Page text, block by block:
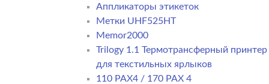
Аппликаторы этикеток
Метки UHF525HT
Memor2000
Trilogy 1.1 Термотрансферный принтер
для текстильных ярлыков
110 PAX4 / 170 PAX 4